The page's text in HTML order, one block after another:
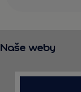
Naše weby